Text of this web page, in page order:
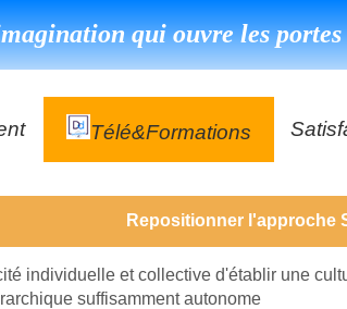
qui ouvre les portes
Opérationnel Formation
Opérationnel Audit
Télé&formations
Repositionner l'approche
individuelle et collective d'établir une
suffisamment autonome